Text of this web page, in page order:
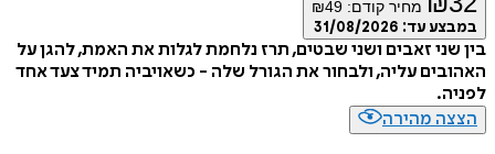
מחיר קודם: ₪49
עד:31/08/2026
זאבים ושני שבטים, תרז נלחמת לגלות את האמת, להגן על
עליה, ולבחור את הגורל שלה - כשאויביה תמיד צעד אחד
מהירה